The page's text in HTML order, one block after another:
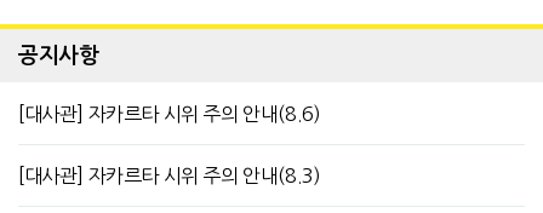
공지사항
[대사관] 자카르타 시위 주의 안내(8.6)
[대사관] 자카르타 시위 주의 안내(8.3)